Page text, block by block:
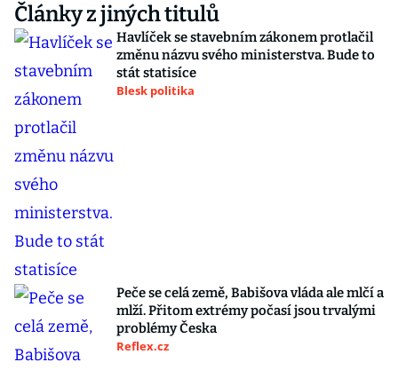
Články z jiných titulů
Havlíček se stavebním zákonem protlačil
změnu názvu svého ministerstva. Bude to
stát statisíce
Blesk politika
Peče se celá země, Babišova vláda ale mlčí a
mlží. Přitom extrémy počasí jsou trvalými
problémy Česka
Reflex.cz